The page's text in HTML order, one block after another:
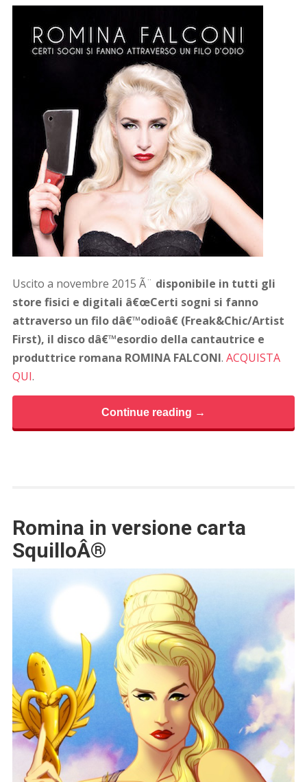
Uscito a novembre 2015 Ã¨ disponibile in tutti gli
store fisici e digitali â€œCerti sogni si fanno
attraverso un filo dâ€™odioâ€ (Freak&Chic/Artist
First), il disco dâ€™esordio della cantautrice e
produttrice romana ROMINA FALCONI. ACQUISTA
QUI.
Continue reading →
Romina in versione carta
SquilloÂ®